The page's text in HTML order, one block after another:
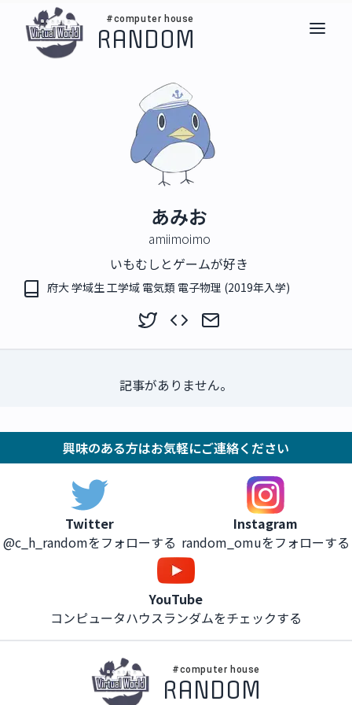
#computer house
RANDOM
あみお
amiimoimo
いもむしとゲームが好き
府大 学域生 工学域 電気類 電子物理 (2019年入学)
記事がありません。
興味のある方はお気軽にご連絡ください
Twitter
@c_h_randomをフォローする
Instagram
random_omuをフォローする
YouTube
コンピュータハウスランダムをチェックする
#computer house
RANDOM